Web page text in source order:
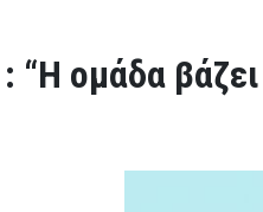
ομάδα βάζει